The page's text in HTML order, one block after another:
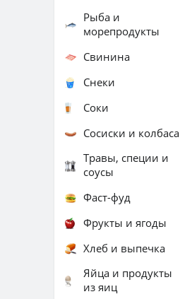
Рыба и
морепродукты
Свинина
Снеки
Соки
Сосиски и колбаса
Травы, специи и
соусы
Фаст-фуд
Фрукты и ягоды
Хлеб и выпечка
Яйца и продукты
из яиц